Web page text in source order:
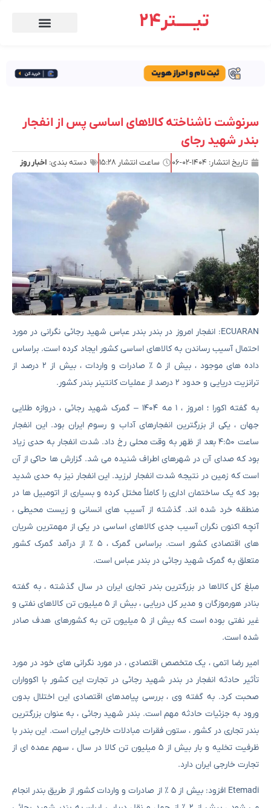
تیـــــتر24
سرنوشت ناشناخته کالاهای اساسی پس از انفجار
بندر شهید رجای
تاریخ انتشار: ۱۴۰۴-۰۲-۰۶ ساعت انتشار ۱۵:۲۸ دسته بندی: اخبار روز
ECUARAN: انفجار امروز در بندر بندر عباس شهید رجائی نگرانی در مورد
احتمال آسیب رساندن به کالاهای اساسی کشور ایجاد کرده است. براساس
داده های موجود ، بیش از ۵ ٪ صادرات و واردات ، بیش از ۲ درصد از
ترانزیت دریایی و حدود ۲ درصد از عملیات کانتینر بندر کشور.
به گفته اکورا ؛ امروز ، ۱ مه ۱۴۰۴ – گمرک شهید رجائی ، دروازه طلایی
جهان ، یکی از بزرگترین انفجارهای آداب و رسوم ایران بود. این انفجار
ساعت ۴:۵۰ بعد از ظهر به وقت محلی رخ داد. شدت انفجار به حدی زیاد
بود که صدای آن در شهرهای اطراف شنیده می شد. گزارش ها حاکی از آن
است که زمین در نتیجه شدت انفجار لرزید. این انفجار نیز به حدی شدید
بود که یک ساختمان اداری را کاملاً مختل کرده و بسیاری از اتومبیل ها در
منطقه خرد شده اند. گذشته از آسیب های انسانی و زیست محیطی ،
آنچه اکنون نگران آسیب جدی کالاهای اساسی در یکی از مهمترین شریان
های اقتصادی کشور است. براساس گمرک ، ۵ ٪ از درآمد گمرک کشور
متعلق به گمرک شهید رجائی در بندر عباس است.
مبلغ کل کالاها در بزرگترین بندر تجاری ایران در سال گذشته ، به گفته
بنادر هورموزگان و مدیر کل دریایی ، بیش از ۵ میلیون تن کالاهای نفتی و
غیر نفتی بوده است که بیش از ۵ میلیون تن به کشورهای هدف صادر
شده است.
امیر رضا اتمی ، یک متخصص اقتصادی ، در مورد نگرانی های خود در مورد
تأثیر حادثه انفجار در بندر شهید رجائی در تجارت این کشور با اکوواران
صحبت کرد. به گفته وی ، بررسی پیامدهای اقتصادی این اختلال بدون
ورود به جزئیات حادثه مهم است. بندر شهید رجائی ، به عنوان بزرگترین
بندر تجاری در کشور ، ستون فقرات مبادلات خارجی ایران است. این بندر با
ظرفیت تخلیه و بار بیش از ۵ میلیون تن کالا در سال ، سهم عمده ای از
تجارت خارجی ایران دارد.
Etemadi افزود: بیش از ۵ ٪ از صادرات و واردات کشور از طریق بندر انجام